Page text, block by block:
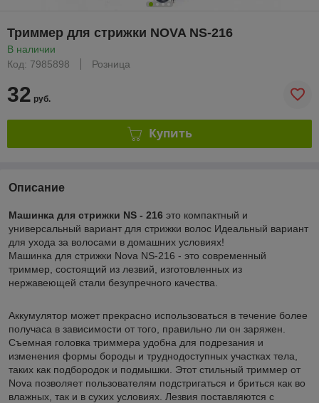
Триммер для стрижки NOVA NS-216
В наличии
Код: 7985898
Розница
32 руб.
Купить
Описание
Машинка для стрижки NS - 216 это компактный и
универсальный вариант для стрижки волос Идеальный вариант
для ухода за волосами в домашних условиях!
Машинка для стрижки Nova NS-216 - это современный
триммер, состоящий из лезвий, изготовленных из
нержавеющей стали безупречного качества.
Аккумулятор может прекрасно использоваться в течение более
получаса в зависимости от того, правильно ли он заряжен.
Съемная головка триммера удобна для подрезания и
изменения формы бороды и труднодоступных участках тела,
таких как подбородок и подмышки. Этот стильный триммер от
Nova позволяет пользователям подстригаться и бриться как во
влажных, так и в сухих условиях. Лезвия поставляются с